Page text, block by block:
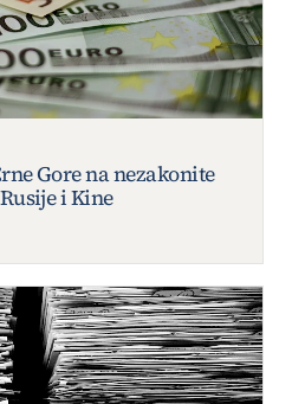
Gore na nezakonite
i Kine